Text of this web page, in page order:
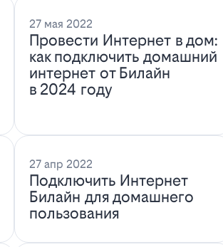
27 мая 2022
Провести Интернет в дом:
как подключить домашний
интернет от Билайн
в 2024 году
27 апр 2022
Подключить Интернет
Билайн для домашнего
пользования